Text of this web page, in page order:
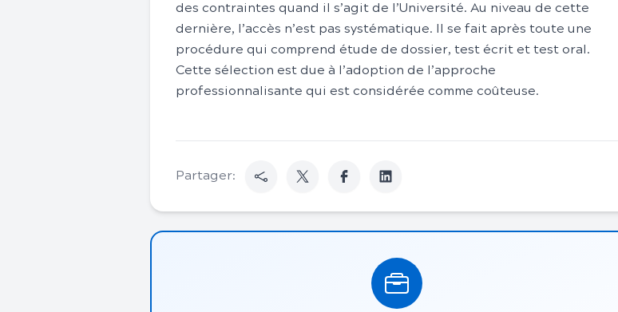
des contraintes quand il s’agit de l’Université. Au niveau de cette
dernière, l’accès n’est pas systématique. Il se fait après toute une
procédure qui comprend étude de dossier, test écrit et test oral.
Cette sélection est due à l’adoption de l’approche
professionnalisante qui est considérée comme coûteuse.
Partager: